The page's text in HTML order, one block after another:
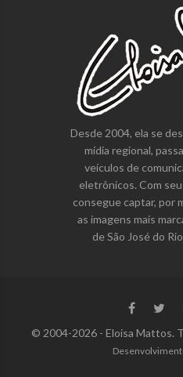
Desde 2004, ela se
mídia regional,
veículos de
eletrônicos. Com
consegue captar, por
as imagens mais
de São José do
© 2004-2026 - Eloisa Mattos.